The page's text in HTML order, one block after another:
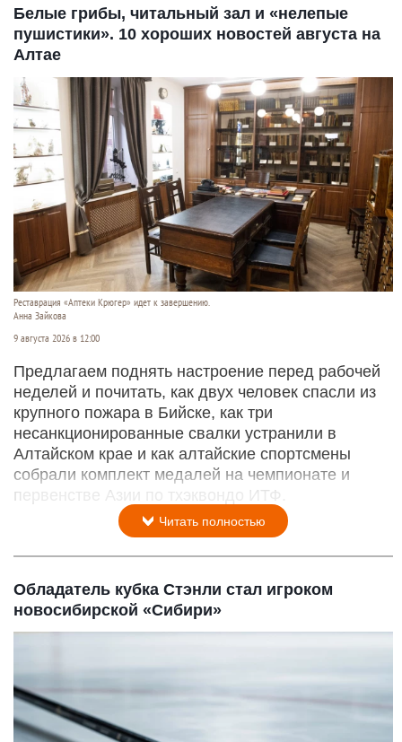
Белые грибы, читальный зал и «нелепые
пушистики». 10 хороших новостей августа на
Алтае
Реставрация «Аптеки Крюгер» идет к завершению.
Анна Зайкова
9 августа 2026 в 12:00
Предлагаем поднять настроение перед рабочей
неделей и почитать, как двух человек спасли из
крупного пожара в Бийске, как три
несанкционированные свалки устранили в
Алтайском крае и как алтайские спортсмены
собрали комплект медалей на чемпионате и
первенстве Азии по тхэквондо ИТФ.
Читать полностью
Обладатель кубка Стэнли стал игроком
новосибирской «Сибири»